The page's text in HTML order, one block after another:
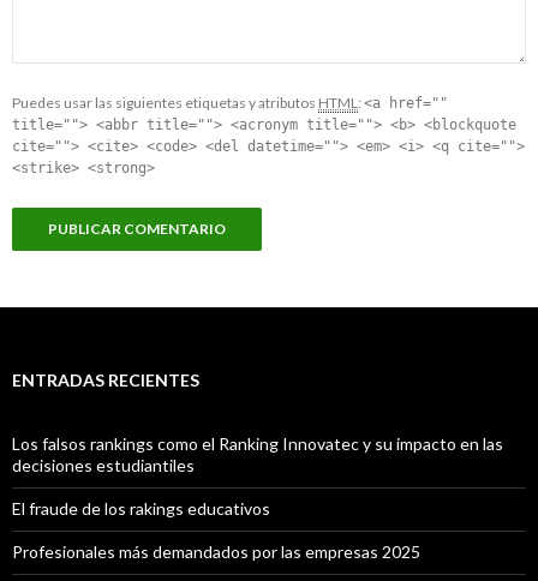
Puedes usar las siguientes etiquetas y atributos HTML : <a href=""
title=""> <abbr title=""> <acronym title=""> <b> <blockquote
cite=""> <cite> <code> <del datetime=""> <em> <i> <q cite="">
<strike> <strong>
ENTRADAS RECIENTES
Los falsos rankings como el Ranking Innovatec y su impacto en las
decisiones estudiantiles
El fraude de los rakings educativos
Profesionales más demandados por las empresas 2025